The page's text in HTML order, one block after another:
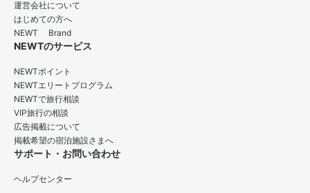
運営会社について
はじめての方へ
NEWT Brand
NEWTのサービス
NEWTポイント
NEWTエリートプログラム
NEWTで旅行相談
VIP旅行の相談
広告掲載について
掲載希望の宿泊施設さまへ
サポート・お問い合わせ
ヘルプセンター